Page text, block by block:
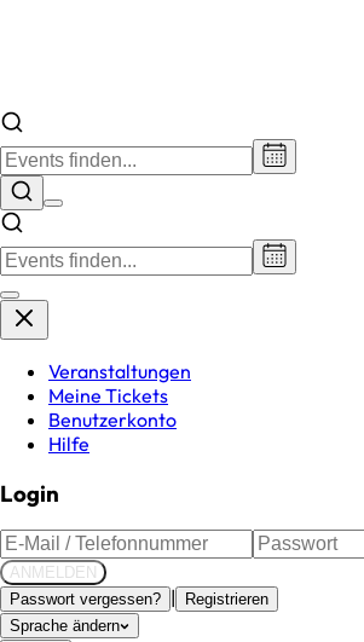
Veranstaltungen
Meine Tickets
Benutzerkonto
Hilfe
Login
ANMELDEN
Passwort vergessen? |
Registrieren
Sprache ändern